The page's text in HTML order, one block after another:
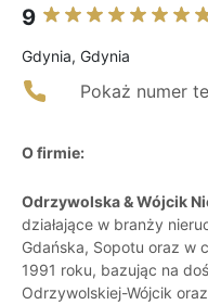
9
Gdynia, Gdynia
Pokaż numer
O firmie:
Odrzywolska & Wójcik
działające w branży
Gdańska, Sopotu oraz w
1991 roku, bazując na
Odrzywolskiej-Wójcik